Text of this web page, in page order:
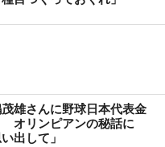
雄さんに野球日本代表金
オリンピアンの秘話に
出して」